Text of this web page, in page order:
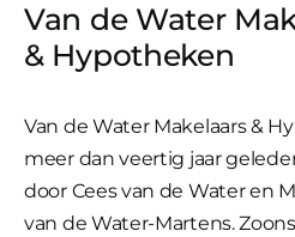
Van de Water
& Hypotheken
Van de Water Makelaars &
meer dan veertig jaar
door Cees van de Water en
van de Water-Martens.